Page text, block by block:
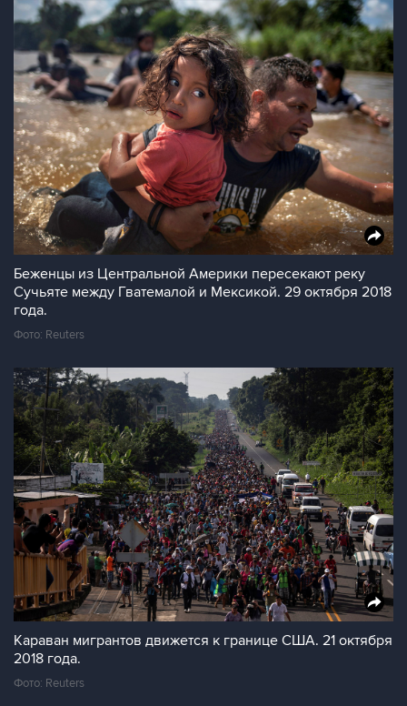
Беженцы из Центральной Америки пересекают реку
Сучьяте между Гватемалой и Мексикой. 29 октября 2018
года.
Фото: Reuters
Караван мигрантов движется к границе США. 21 октября
2018 года.
Фото: Reuters